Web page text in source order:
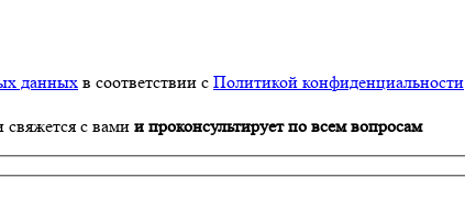
данных в соответствии с Политикой конфиденциальности
с вами и проконсультирует по всем вопросам